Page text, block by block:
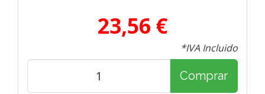
23,56 €
*IVA Incluido
Comprar